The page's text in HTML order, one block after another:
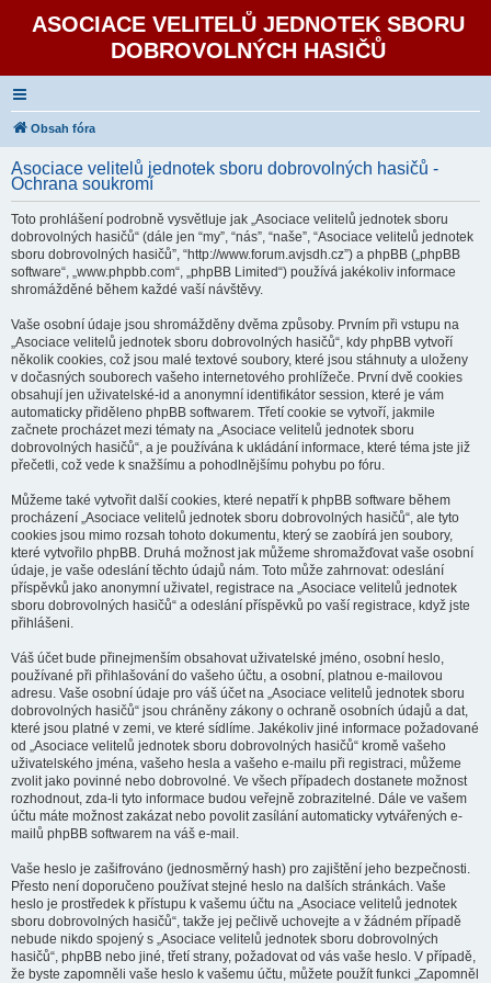
ASOCIACE VELITELŮ JEDNOTEK SBORU
DOBROVOLNÝCH HASIČŮ
Obsah fóra
Asociace velitelů jednotek sboru dobrovolných hasičů -
Ochrana soukromí
Toto prohlášení podrobně vysvětluje jak „Asociace velitelů jednotek sboru
dobrovolných hasičů“ (dále jen “my”, “nás”, “naše”, “Asociace velitelů jednotek
sboru dobrovolných hasičů”, “http://www.forum.avjsdh.cz”) a phpBB („phpBB
software“, „www.phpbb.com“, „phpBB Limited“) používá jakékoliv informace
shromážděné během každé vaší návštěvy.
Vaše osobní údaje jsou shromážděny dvěma způsoby. Prvním při vstupu na
„Asociace velitelů jednotek sboru dobrovolných hasičů“, kdy phpBB vytvoří
několik cookies, což jsou malé textové soubory, které jsou stáhnuty a uloženy
v dočasných souborech vašeho internetového prohlížeče. První dvě cookies
obsahují jen uživatelské-id a anonymní identifikátor session, které je vám
automaticky přiděleno phpBB softwarem. Třetí cookie se vytvoří, jakmile
začnete procházet mezi tématy na „Asociace velitelů jednotek sboru
dobrovolných hasičů“, a je používána k ukládání informace, které téma jste již
přečetli, což vede k snažšímu a pohodlnějšímu pohybu po fóru.
Můžeme také vytvořit další cookies, které nepatří k phpBB software během
procházení „Asociace velitelů jednotek sboru dobrovolných hasičů“, ale tyto
cookies jsou mimo rozsah tohoto dokumentu, který se zaobírá jen soubory,
které vytvořilo phpBB. Druhá možnost jak můžeme shromažďovat vaše osobní
údaje, je vaše odeslání těchto údajů nám. Toto může zahrnovat: odeslání
příspěvků jako anonymní uživatel, registrace na „Asociace velitelů jednotek
sboru dobrovolných hasičů“ a odeslání příspěvků po vaší registrace, když jste
přihlášeni.
Váš účet bude přinejmenším obsahovat uživatelské jméno, osobní heslo,
používané při přihlašování do vašeho účtu, a osobní, platnou e-mailovou
adresu. Vaše osobní údaje pro váš účet na „Asociace velitelů jednotek sboru
dobrovolných hasičů“ jsou chráněny zákony o ochraně osobních údajů a dat,
které jsou platné v zemi, ve které sídlíme. Jakékoliv jiné informace požadované
od „Asociace velitelů jednotek sboru dobrovolných hasičů“ kromě vašeho
uživatelského jména, vašeho hesla a vašeho e-mailu při registraci, můžeme
zvolit jako povinné nebo dobrovolné. Ve všech případech dostanete možnost
rozhodnout, zda-li tyto informace budou veřejně zobrazitelné. Dále ve vašem
účtu máte možnost zakázat nebo povolit zasílání automaticky vytvářených e-
mailů phpBB softwarem na váš e-mail.
Vaše heslo je zašifrováno (jednosměrný hash) pro zajištění jeho bezpečnosti.
Přesto není doporučeno používat stejné heslo na dalších stránkách. Vaše
heslo je prostředek k přístupu k vašemu účtu na „Asociace velitelů jednotek
sboru dobrovolných hasičů“, takže jej pečlivě uchovejte a v žádném případě
nebude nikdo spojený s „Asociace velitelů jednotek sboru dobrovolných
hasičů“, phpBB nebo jiné, třetí strany, požadovat od vás vaše heslo. V případě,
že byste zapomněli vaše heslo k vašemu účtu, můžete použít funkci „Zapomněl